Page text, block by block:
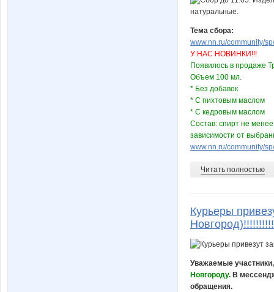
Тема сбора:
www.nn.ru/community/
У НАС НОВИНКИ!!!
Появилось в продаже
Объем 100 мл.
* Без добавок
* С пихтовым маслом
* С кедровым маслом
Состав: спирт не
зависимости от
www.nn.ru/community/
Читать полностью
Курьеры
Уважаемые
Новгороду. В
обращения.